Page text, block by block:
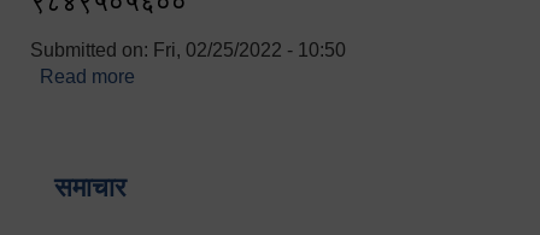
Submitted on: Fri, 02/25/2022 - 10:50
Read more
समाचार